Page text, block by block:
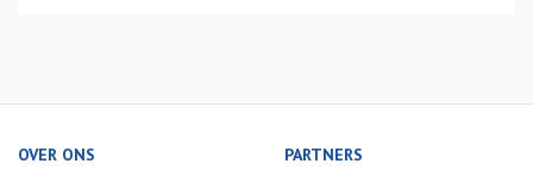
OVER ONS PARTNERS